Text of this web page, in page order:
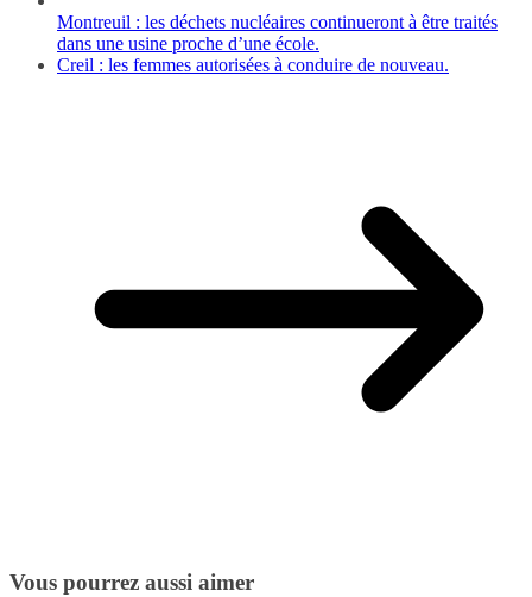
Montreuil : les déchets nucléaires continueront à être traités
dans une usine proche d’une école.
Creil : les femmes autorisées à conduire de nouveau.
Vous pourrez aussi aimer